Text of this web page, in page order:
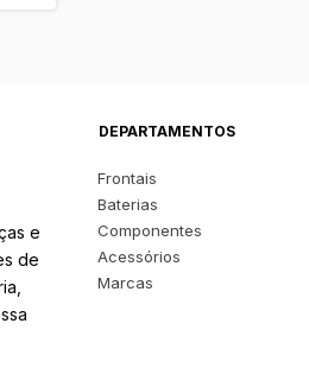
e
de
DEPARTAMENTOS
Frontais
Baterias
Componentes
Acessórios
Marcas